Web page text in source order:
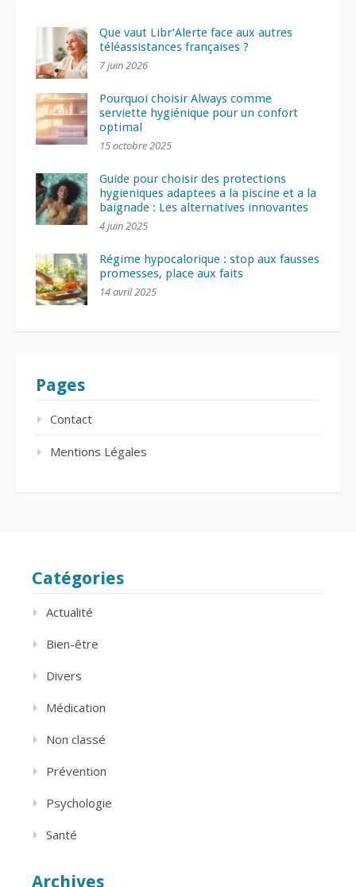
Que vaut Libr’Alerte face aux autres
téléassistances françaises ?
7 juin 2026
Pourquoi choisir Always comme
serviette hygiénique pour un confort
optimal
15 octobre 2025
Guide pour choisir des protections
hygieniques adaptees a la piscine et a la
baignade : Les alternatives innovantes
4 juin 2025
Régime hypocalorique : stop aux fausses
promesses, place aux faits
14 avril 2025
Pages
Contact
Mentions Légales
Catégories
Actualité
Bien-être
Divers
Médication
Non classé
Prévention
Psychologie
Santé
Archives